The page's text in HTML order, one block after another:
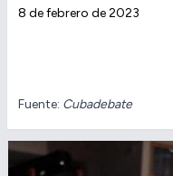
8 de febrero de 2023
Fuente: Cubadebate